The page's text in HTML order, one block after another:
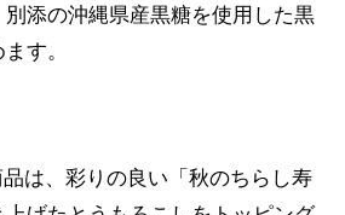
添の沖縄県産黒糖を使用した黒
す。
は、彩りの良い「秋のちらし寿